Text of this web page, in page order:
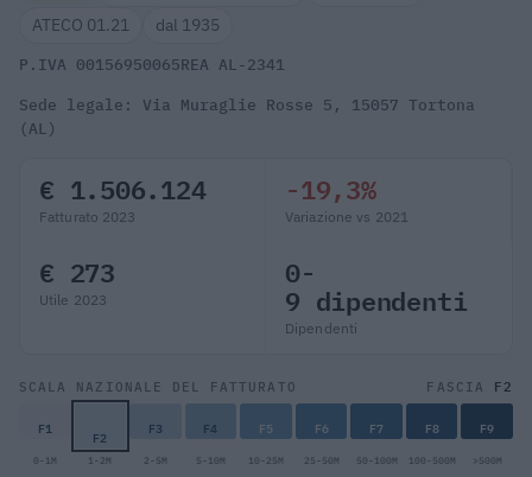
ATECO 01.21
dal 1935
P.IVA 00156950065REA AL-2341
Sede legale: Via Muraglie Rosse 5, 15057 Tortona
(AL)
€ 1.506.124
Fatturato 2023
-19,3%
Variazione vs 2021
€ 273
Utile 2023
0-
9 dipendenti
Dipendenti
SCALA NAZIONALE DEL FATTURATO FASCIA F2
F1 F2 F3 F4 F5 F6 F7 F8 F9
0-1M 1-2M 2-5M 5-10M 10-25M 25-50M 50-100M 100-500M >500M